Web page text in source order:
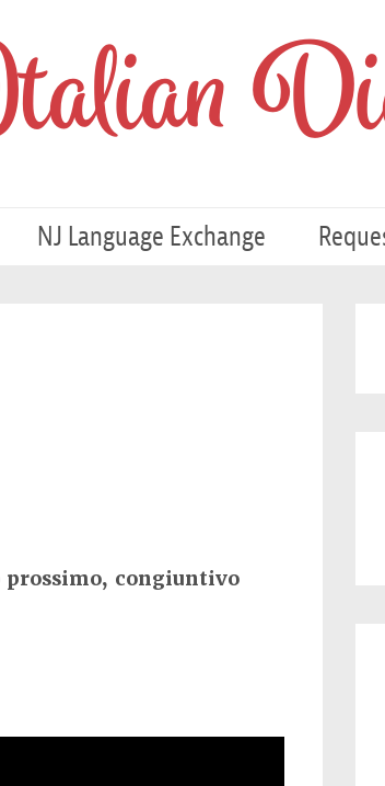
NJ Language Exchange
congiuntivo